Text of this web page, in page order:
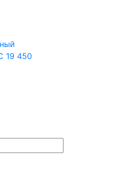
19 450